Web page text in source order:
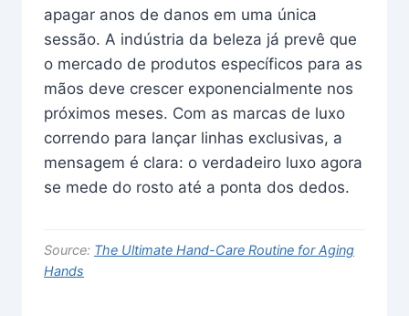
apagar anos de danos em uma única
sessão. A indústria da beleza já prevê que
o mercado de produtos específicos para as
mãos deve crescer exponencialmente nos
próximos meses. Com as marcas de luxo
correndo para lançar linhas exclusivas, a
mensagem é clara: o verdadeiro luxo agora
se mede do rosto até a ponta dos dedos.
Source: The Ultimate Hand-Care Routine for Aging
Hands